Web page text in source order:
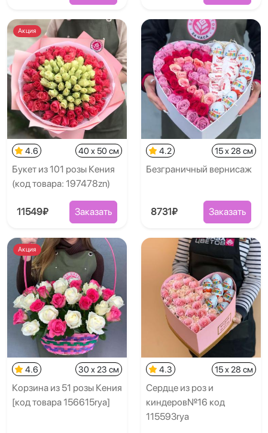
Акция
4.6 40 x 50 см
Букет из 101 розы Кения
(код товара: 197478zn)
11549₽ Заказать
4.2 15 x 28 см
Безграничный вернисаж
8731₽ Заказать
Акция
4.6 30 x 23 см
Корзина из 51 розы Кения
[код товара 156615rya]
4.3 15 x 28 см
Сердце из роз и
киндеров№16 код
115593rya